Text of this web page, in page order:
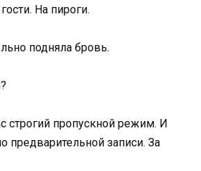
На пироги.
подняла бровь.
строгий пропускной режим. И
предварительной записи. За